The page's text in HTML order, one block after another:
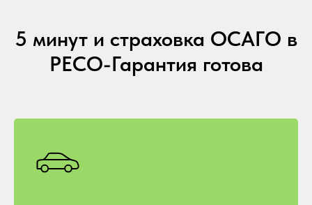
5 минут и страховка ОСАГО в
РЕСО-Гарантия готова